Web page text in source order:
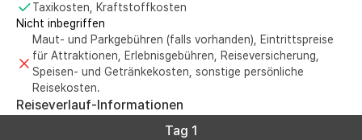
Taxikosten, Kraftstoffkosten
Nicht inbegriffen
Maut- und Parkgebühren (falls vorhanden), Eintrittspreise
für Attraktionen, Erlebnisgebühren, Reiseversicherung,
Speisen- und Getränkekosten, sonstige persönliche
Reisekosten.
Reiseverlauf-Informationen
Tag 1